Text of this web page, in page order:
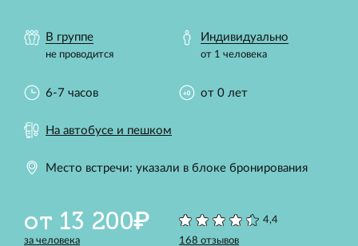
В группе
не проводится
Индивидуально
от 1 человека
6-7 часов от 0 лет
На автобусе и пешком
Место встречи: указали в блоке бронирования
от 13 200₽
за человека
4,4
168 отзывов